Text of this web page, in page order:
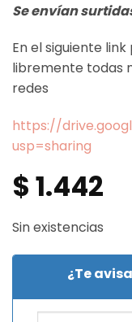
Se envían
En el siguiente
libremente todas
redes
https://
usp=sharing
$1.442
Sin existencias
¿Te